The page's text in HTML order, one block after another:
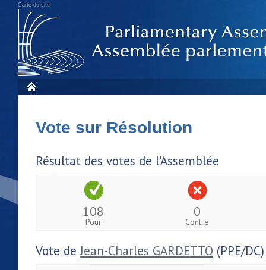
Carte du site
Vote sur Résolution
Résultat des votes de l'Assemblée
108
Pour
0
Contre
Vote deJean-Charles GARDETTO (PPE/DC)